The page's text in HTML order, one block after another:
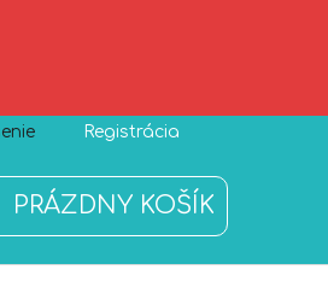
cookies O nás
Registrácia
PRÁZDNY KOŠÍK